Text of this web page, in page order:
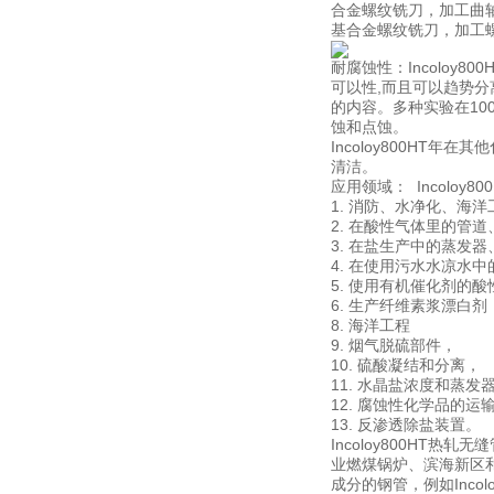
合金螺纹铣刀，加工曲
基合金螺纹铣刀，加工
耐腐蚀性：
可以性,而且可以趋势
的内容。多种实验在
蚀和点蚀。
Incoloy800HT年在其
清洁。
应用领域：
1. 消防、水净化、海
2. 在酸性气体里的管
3. 在盐生产中的蒸发
4. 在使用污水水凉水
5. 使用有机催化剂的
6. 生产纤维素浆漂白剂
8. 海洋工程
9. 烟气脱硫部件，
10. 硫酸凝结和分离，
11. 水晶盐浓度和蒸发
12. 腐蚀性化学品的运
13. 反渗透除盐装置。
Incoloy800HT热轧无
业燃煤锅炉、滨海新
成分的钢管，例如